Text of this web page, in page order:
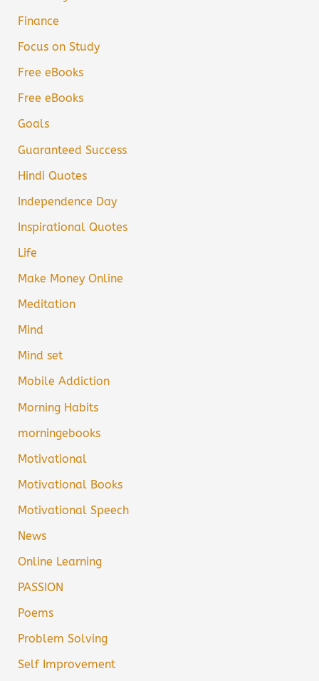
Finance
Focus on Study
Free eBooks
Free eBooks
Goals
Guaranteed Success
Hindi Quotes
Independence Day
Inspirational Quotes
Life
Make Money Online
Meditation
Mind
Mind set
Mobile Addiction
Morning Habits
morningebooks
Motivational
Motivational Books
Motivational Speech
News
Online Learning
PASSION
Poems
Problem Solving
Self Improvement